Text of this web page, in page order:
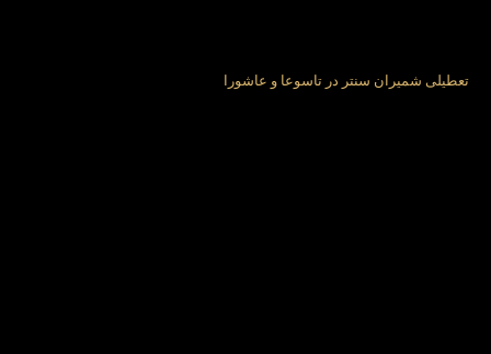
تعطیلی شمیران سنتر در تاسوعا و عاشورا